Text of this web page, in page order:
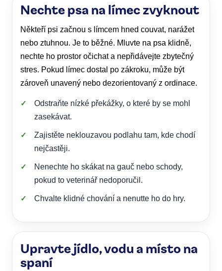
Nechte psa na límec zvyknout
Někteří psi začnou s límcem hned couvat, narážet
nebo ztuhnou. Je to běžné. Mluvte na psa klidně,
nechte ho prostor očichat a nepřidávejte zbytečný
stres. Pokud límec dostal po zákroku, může být
zároveň unavený nebo dezorientovaný z ordinace.
Odstraňte nízké překážky, o které by se mohl
zasekávat.
Zajistěte neklouzavou podlahu tam, kde chodí
nejčastěji.
Nenechte ho skákat na gauč nebo schody,
pokud to veterinář nedoporučil.
Chvalte klidné chování a nenutte ho do hry.
Upravte jídlo, vodu a místo na
spaní